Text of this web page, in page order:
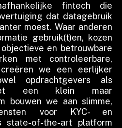
fintech die
dat datagebruik
moest. Waar anderen
gebruik(t)en, kozen
en betrouwbare
met controleerbare,
we een eerlijker
opdrachtgevers als
een klein maar
bouwen we aan slimme,
voor KYC- en
state-of-the-art platform